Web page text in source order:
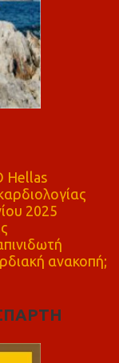
Hellas
2025
ανακοπή;